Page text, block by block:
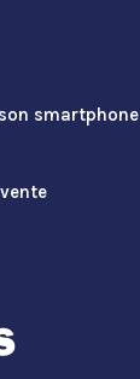
smartphone